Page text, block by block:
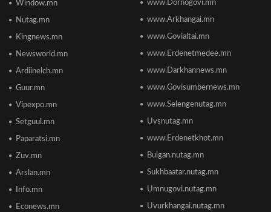
Монгол Улсын дэлхийд өрсөлдөх чадвар 75
улсаас 67-рт бичигджээ
ТӨВҮҮДИЙН БАЙРШИЛ
2026/06/17 12:20
Отгонтэнгэр хайрханы тахилгад оролцохоор
ирж буй иргэдийн анхааралд
2026/06/16 15:28
Window.mn
Nutag.mn
Kingnews.mn
Newsworld.mn
Ardiinelch.mn
Guur.mn
Vipexpo.mn
Setguul.mn
Paparatsi.mn
Zuv.mn
Arslan.mn
Info.mn
Econews.mn
www.Dornogovi.mn
www.Arkhangai.mn
www.Govialtai.mn
www.Erdenetmedee.mn
www.Darkhannews.mn
www.Govisumbernews.mn
www.Selengenutag.mn
Uvsnutag.mn
www.Erdenetkhot.mn
Bulgan.nutag.mn
Sukhbaatar.nutag.mn
Umnugovi.nutag.mn
Uvurkhangai.nutag.mn